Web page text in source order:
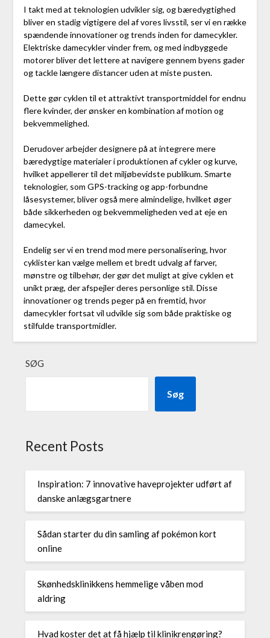
I takt med at teknologien udvikler sig, og bæredygtighed
bliver en stadig vigtigere del af vores livsstil, ser vi en række
spændende innovationer og trends inden for damecykler.
Elektriske damecykler vinder frem, og med indbyggede
motorer bliver det lettere at navigere gennem byens gader
og tackle længere distancer uden at miste pusten.
Dette gør cyklen til et attraktivt transportmiddel for endnu
flere kvinder, der ønsker en kombination af motion og
bekvemmelighed.
Derudover arbejder designere på at integrere mere
bæredygtige materialer i produktionen af cykler og kurve,
hvilket appellerer til det miljøbevidste publikum. Smarte
teknologier, som GPS-tracking og app-forbundne
låsesystemer, bliver også mere almindelige, hvilket øger
både sikkerheden og bekvemmeligheden ved at eje en
damecykel.
Endelig ser vi en trend mod mere personalisering, hvor
cyklister kan vælge mellem et bredt udvalg af farver,
mønstre og tilbehør, der gør det muligt at give cyklen et
unikt præg, der afspejler deres personlige stil. Disse
innovationer og trends peger på en fremtid, hvor
damecykler fortsat vil udvikle sig som både praktiske og
stilfulde transportmidler.
SØG
Søg
Recent Posts
Inspiration: 7 innovative haveprojekter udført af
danske anlægsgartnere
Sådan starter du din samling af pokémon kort
online
Skønhedsklinikkens hemmelige våben mod
aldring
Hvad koster det at få hjælp til klinikrengøring?